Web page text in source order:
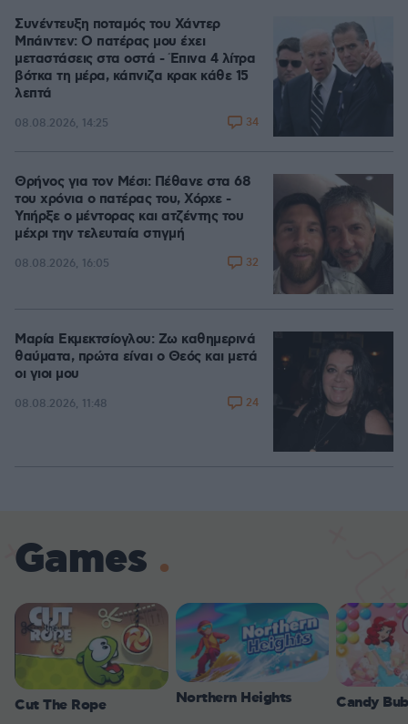
Συνέντευξη ποταμός του Χάντερ
Μπάιντεν: Ο πατέρας μου έχει
μεταστάσεις στα οστά - Έπινα 4 λίτρα
βότκα τη μέρα, κάπνιζα κρακ κάθε 15
λεπτά
08.08.2026, 14:25 34
Θρήνος για τον Μέσι: Πέθανε στα 68
του χρόνια ο πατέρας του, Χόρχε -
Υπήρξε ο μέντορας και ατζέντης του
μέχρι την τελευταία στιγμή
08.08.2026, 16:05 32
Μαρία Εκμεκτσίογλου: Ζω καθημερινά
θαύματα, πρώτα είναι ο Θεός και μετά
οι γιοι μου
08.08.2026, 11:48 24
Games
Cut The Rope Northern Heights Candy